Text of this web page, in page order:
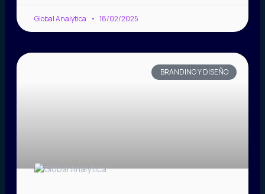
Global Analytica 18/02/2025
BRANDING Y DISEÑO